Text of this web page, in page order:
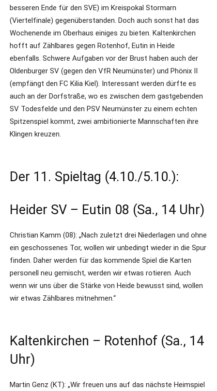
besseren Ende für den SVE) im Kreispokal Stormarn
(Viertelfinale) gegenüberstanden. Doch auch sonst hat das
Wochenende im Oberhaus einiges zu bieten. Kaltenkirchen
hofft auf Zählbares gegen Rotenhof, Eutin in Heide
ebenfalls. Schwere Aufgaben vor der Brust haben auch der
Oldenburger SV (gegen den VfR Neumünster) und Phönix II
(empfängt den FC Kilia Kiel). Interessant werden dürfte es
auch an der Dorfstraße, wo es zwischen dem gastgebenden
SV Todesfelde und den PSV Neumünster zu einem echten
Spitzenspiel kommt, zwei ambitionierte Mannschaften ihre
Klingen kreuzen.
Der 11. Spieltag (4.10./5.10.):
Heider SV – Eutin 08 (Sa., 14 Uhr)
Christian Kamm (08): „Nach zuletzt drei Niederlagen und ohne
ein geschossenes Tor, wollen wir unbedingt wieder in die Spur
finden. Daher werden für das kommende Spiel die Karten
personell neu gemischt, werden wir etwas rotieren. Auch
wenn wir uns über die Stärke von Heide bewusst sind, wollen
wir etwas Zählbares mitnehmen.“
Kaltenkirchen – Rotenhof (Sa., 14
Uhr)
Martin Genz (KT): „Wir freuen uns auf das nächste Heimspiel